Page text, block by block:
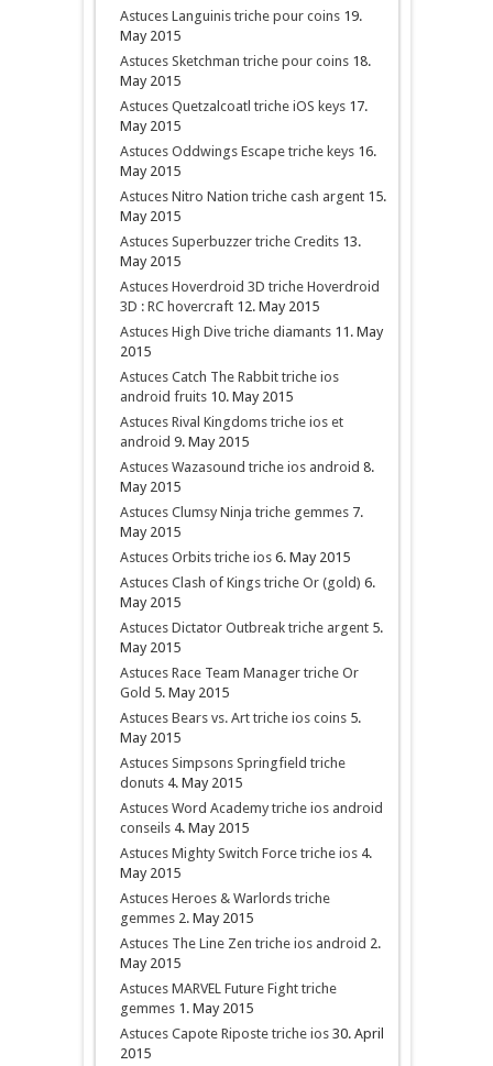
Astuces Languinis triche pour coins 19.
May 2015
Astuces Sketchman triche pour coins 18.
May 2015
Astuces Quetzalcoatl triche iOS keys 17.
May 2015
Astuces Oddwings Escape triche keys 16.
May 2015
Astuces Nitro Nation triche cash argent 15.
May 2015
Astuces Superbuzzer triche Credits 13.
May 2015
Astuces Hoverdroid 3D triche Hoverdroid
3D : RC hovercraft 12. May 2015
Astuces High Dive triche diamants 11. May
2015
Astuces Catch The Rabbit triche ios
android fruits 10. May 2015
Astuces Rival Kingdoms triche ios et
android 9. May 2015
Astuces Wazasound triche ios android 8.
May 2015
Astuces Clumsy Ninja triche gemmes 7.
May 2015
Astuces Orbits triche ios 6. May 2015
Astuces Clash of Kings triche Or (gold) 6.
May 2015
Astuces Dictator Outbreak triche argent 5.
May 2015
Astuces Race Team Manager triche Or
Gold 5. May 2015
Astuces Bears vs. Art triche ios coins 5.
May 2015
Astuces Simpsons Springfield triche
donuts 4. May 2015
Astuces Word Academy triche ios android
conseils 4. May 2015
Astuces Mighty Switch Force triche ios 4.
May 2015
Astuces Heroes & Warlords triche
gemmes 2. May 2015
Astuces The Line Zen triche ios android 2.
May 2015
Astuces MARVEL Future Fight triche
gemmes 1. May 2015
Astuces Capote Riposte triche ios 30. April
2015